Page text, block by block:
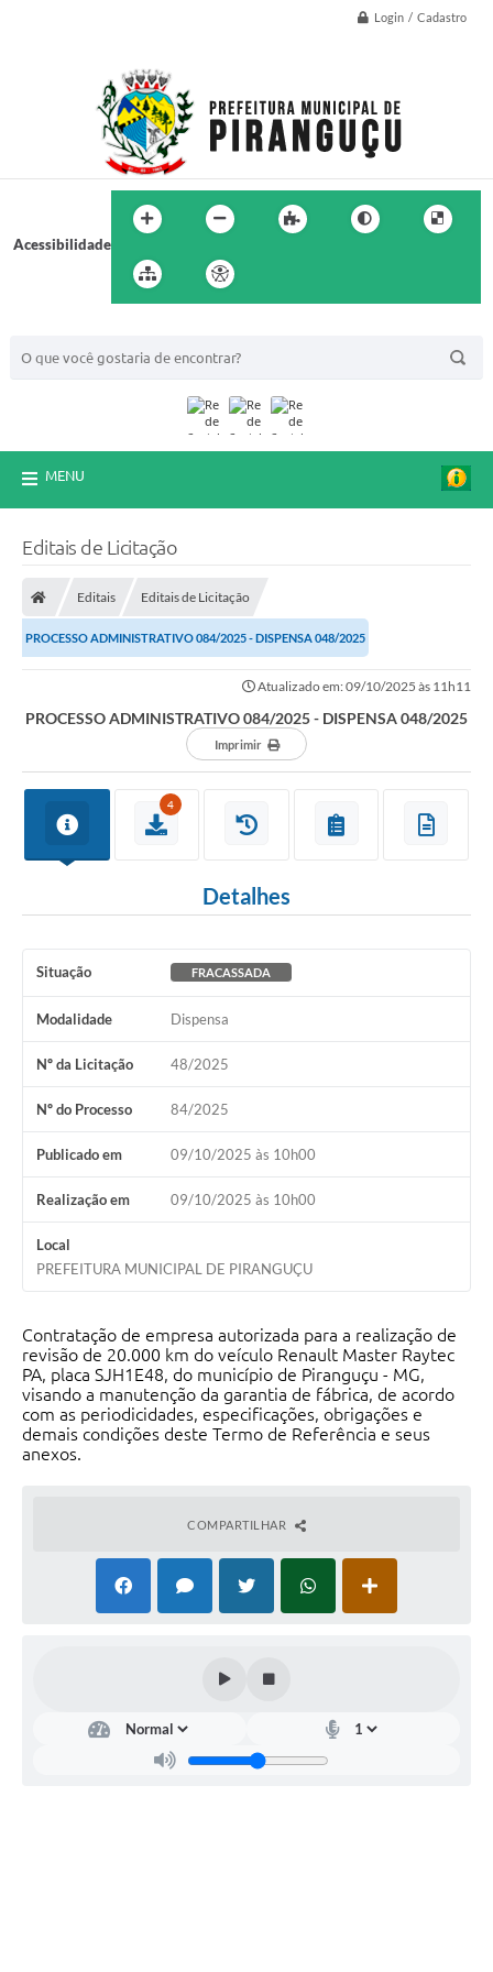
Login / Cadastro
Acessibilidade
MENU
Editais de Licitação
Editais Editais de Licitação
PROCESSO ADMINISTRATIVO 084/2025 - DISPENSA 048/2025
Atualizado em: 09/10/2025 às 11h11
PROCESSO ADMINISTRATIVO 084/2025 - DISPENSA 048/2025
Imprimir
4
Detalhes
Situação FRACASSADA
Modalidade Dispensa
Nº da Licitação 48/2025
Nº do Processo 84/2025
Publicado em 09/10/2025 às 10h00
Realização em 09/10/2025 às 10h00
Local
PREFEITURA MUNICIPAL DE PIRANGUÇU
Contratação de empresa autorizada para a realização de
revisão de 20.000 km do veículo Renault Master Raytec
PA, placa SJH1E48, do município de Piranguçu - MG,
visando a manutenção da garantia de fábrica, de acordo
com as periodicidades, especificações, obrigações e
demais condições deste Termo de Referência e seus
anexos.
COMPARTILHAR